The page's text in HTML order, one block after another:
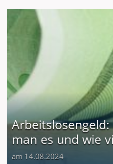
man es und wie
am 14.08.2024